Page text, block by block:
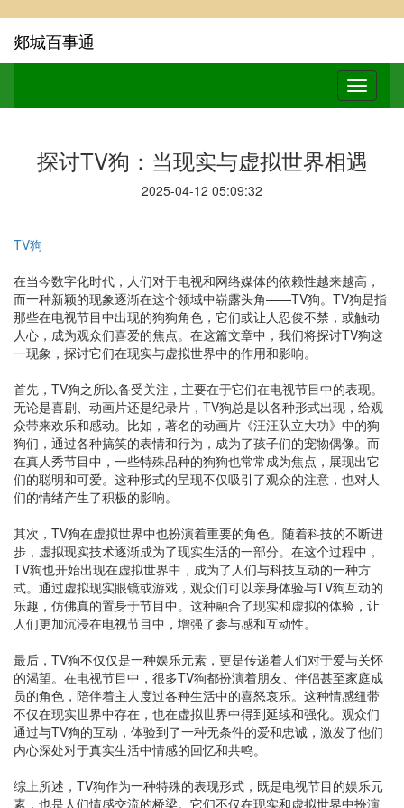
郯城百事通
探讨TV狗：当现实与虚拟世界相遇
2025-04-12 05:09:32
TV狗
在当今数字化时代，人们对于电视和网络媒体的依赖性越来越高，
而一种新颖的现象逐渐在这个领域中崭露头角——TV狗。TV狗是指
那些在电视节目中出现的狗狗角色，它们或让人忍俊不禁，或触动
人心，成为观众们喜爱的焦点。在这篇文章中，我们将探讨TV狗这
一现象，探讨它们在现实与虚拟世界中的作用和影响。
首先，TV狗之所以备受关注，主要在于它们在电视节目中的表现。
无论是喜剧、动画片还是纪录片，TV狗总是以各种形式出现，给观
众带来欢乐和感动。比如，著名的动画片《汪汪队立大功》中的狗
狗们，通过各种搞笑的表情和行为，成为了孩子们的宠物偶像。而
在真人秀节目中，一些特殊品种的狗狗也常常成为焦点，展现出它
们的聪明和可爱。这种形式的呈现不仅吸引了观众的注意，也对人
们的情绪产生了积极的影响。
其次，TV狗在虚拟世界中也扮演着重要的角色。随着科技的不断进
步，虚拟现实技术逐渐成为了现实生活的一部分。在这个过程中，
TV狗也开始出现在虚拟世界中，成为了人们与科技互动的一种方
式。通过虚拟现实眼镜或游戏，观众们可以亲身体验与TV狗互动的
乐趣，仿佛真的置身于节目中。这种融合了现实和虚拟的体验，让
人们更加沉浸在电视节目中，增强了参与感和互动性。
最后，TV狗不仅仅是一种娱乐元素，更是传递着人们对于爱与关怀
的渴望。在电视节目中，很多TV狗都扮演着朋友、伴侣甚至家庭成
员的角色，陪伴着主人度过各种生活中的喜怒哀乐。这种情感纽带
不仅在现实世界中存在，也在虚拟世界中得到延续和强化。观众们
通过与TV狗的互动，体验到了一种无条件的爱和忠诚，激发了他们
内心深处对于真实生活中情感的回忆和共鸣。
综上所述，TV狗作为一种特殊的表现形式，既是电视节目的娱乐元
素，也是人们情感交流的桥梁。它们不仅在现实和虚拟世界中扮演